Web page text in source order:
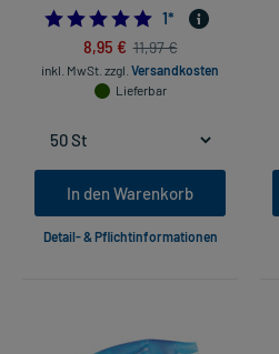
5.0
1*
8,95 € 11,97 €
inkl. MwSt. zzgl. Versandkosten
Lieferbar
In den Warenkorb
Detail- & Pflichtinformationen